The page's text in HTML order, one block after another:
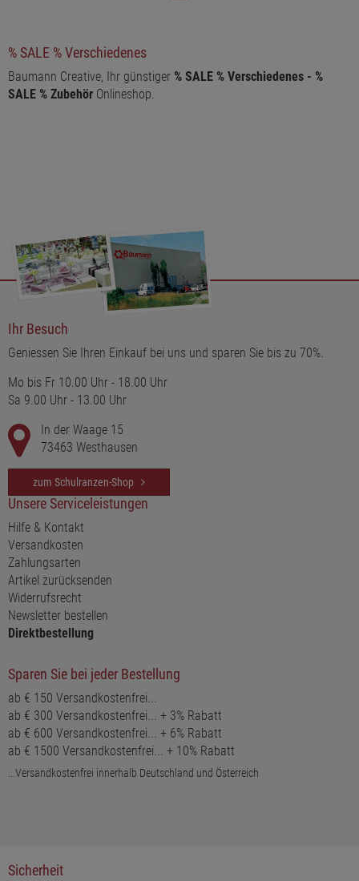
% SALE % Verschiedenes
Baumann Creative, Ihr günstiger % SALE % Verschiedenes - %
SALE % Zubehör Onlineshop.
Ihr Besuch
Geniessen Sie Ihren Einkauf bei uns und sparen Sie bis zu 70%.
Mo bis Fr 10.00 Uhr - 18.00 Uhr
Sa 9.00 Uhr - 13.00 Uhr
In der Waage 15
73463 Westhausen
zum Schulranzen-Shop
Unsere Serviceleistungen
Hilfe & Kontakt
Versandkosten
Zahlungsarten
Artikel zurücksenden
Widerrufsrecht
Newsletter bestellen
Direktbestellung
Sparen Sie bei jeder Bestellung
ab € 150 Versandkostenfrei...
ab € 300 Versandkostenfrei... + 3% Rabatt
ab € 600 Versandkostenfrei... + 6% Rabatt
ab € 1500 Versandkostenfrei... + 10% Rabatt
...Versandkostenfrei innerhalb Deutschland und Österreich
Sicherheit